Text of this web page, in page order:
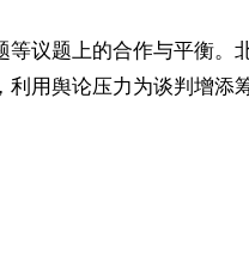
等议题上的合作与平衡。
利用舆论压力为谈判增添